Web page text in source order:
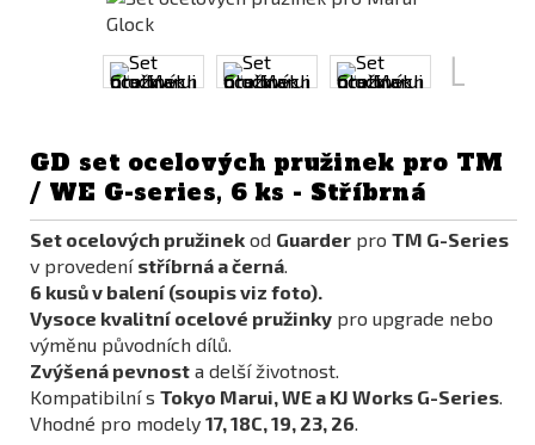
GD set ocelových pružinek pro TM
/ WE G-series, 6 ks - Stříbrná
Set ocelových pružinek od Guarder pro TM G-Series
v provedení stříbrná a černá.
6 kusů v balení (soupis viz foto).
Vysoce kvalitní ocelové pružinky pro upgrade nebo
výměnu původních dílů.
Zvýšená pevnost a delší životnost.
Kompatibilní s Tokyo Marui, WE a KJ Works G-Series.
Vhodné pro modely 17, 18C, 19, 23, 26.